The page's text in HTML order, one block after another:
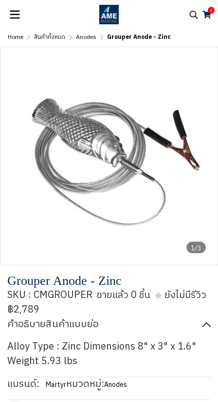
0
Home สินค้าทั้งหมด Anodes Grouper Anode - Zinc
1/3
Grouper Anode - Zinc
SKU : CMGROUPER ขายแล้ว 0 ชิ้น
ยังไม่มีรีวิว
฿2,789
คำอธิบายสินค้าแบบย่อ
Alloy Type : Zinc Dimensions 8" x 3" x 1.6"
Weight 5.93 lbs
แบรนด์:
Martyrหมวดหมู่:Anodes